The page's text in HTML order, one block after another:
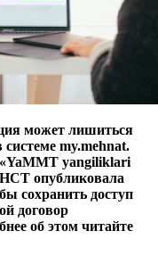
может лишиться
my.mehnat.
yangiliklari
опубликовала
сохранить доступ
договор
об этом читайте